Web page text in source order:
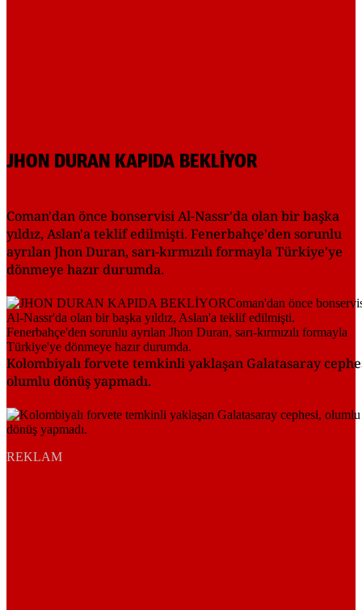
JHON DURAN KAPIDA BEKLİYOR
Coman'dan önce bonservisi Al-Nassr'da olan bir başka
yıldız, Aslan'a teklif edilmişti. Fenerbahçe'den sorunlu
ayrılan Jhon Duran, sarı-kırmızılı formayla Türkiye'ye
dönmeye hazır durumda.
Kolombiyalı forvete temkinli yaklaşan Galatasaray
olumlu dönüş yapmadı.
REKLAM